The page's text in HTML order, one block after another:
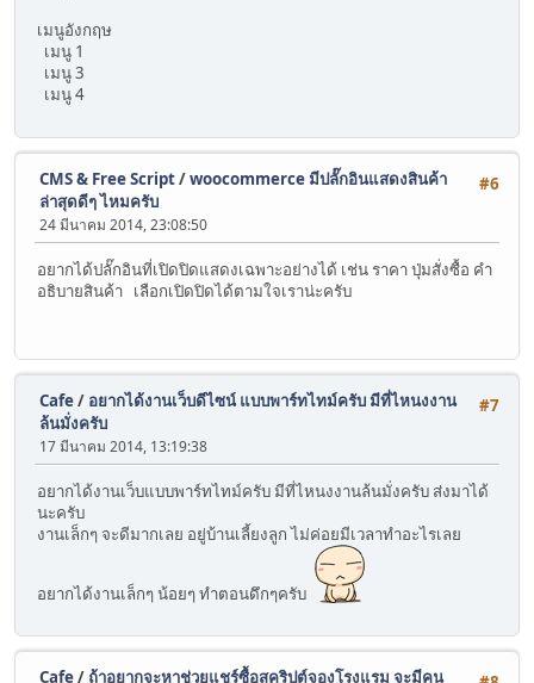
เมนูอังกฤษ
เมนู 1
เมนู 3
เมนู 4
#6
CMS & Free Script/woocommerce มีปลั๊กอินแสดงสินค้า
ล่าสุดดีๆ ไหมครับ
24 มีนาคม 2014, 23:08:50
อยากได้ปลั๊กอินที่เปิดปิดแสดงเฉพาะอย่างได้ เช่น ราคา ปุ่มสั่งซื้อ คำ
อธิบายสินค้า เลือกเปิดปิดได้ตามใจเราน่ะครับ
#7
Cafe/ อยากได้งานเว็บดีไซน์ แบบพาร์ทไทม์ครับ มีที่ไหนงงาน
ล้นมั่งครับ
17 มีนาคม 2014, 13:19:38
อยากได้งานเว็บแบบพาร์ทไทม์ครับ มีที่ไหนงงานล้นมั่งครับ ส่งมาได้
นะครับ
งานเล็กๆ จะดีมากเลย อยู่บ้านเลี้ยงลูก ไม่ค่อยมีเวลาทำอะไรเลย
อยากได้งานเล็กๆ น้อยๆ ทำตอนดึกๆครับ
Cafe/ ถ้าอยากจะหาช่วยแชร์ซื้อสคริปต์จองโรงแรม จะมีคน